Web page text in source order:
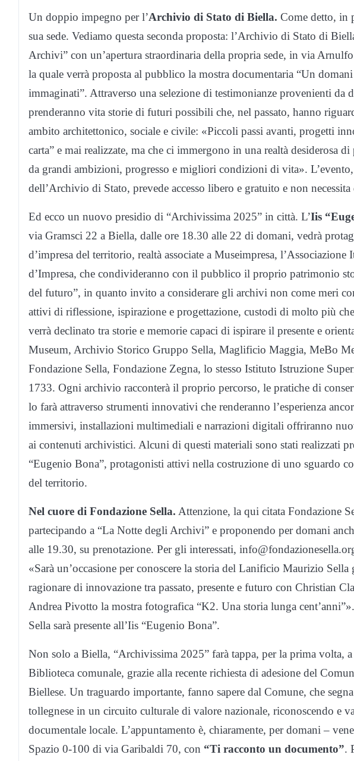
Un doppio impegno per l’Archivio di Stato di Biella. Come detto, in
sua sede. Vediamo questa seconda proposta: l’Archivio di Stato di
Archivi” con un’apertura straordinaria della propria sede, in via
la quale verrà proposta al pubblico la mostra documentaria “Un
immaginati”. Attraverso una selezione di testimonianze provenienti da
prenderanno vita storie di futuri possibili che, nel passato, hanno
ambito architettonico, sociale e civile: «Piccoli passi avanti, progetti
carta” e mai realizzate, ma che ci immergono in una realtà desiderosa
da grandi ambizioni, progresso e migliori condizioni di vita».
dell’Archivio di Stato, prevede accesso libero e gratuito e non
Ed ecco un nuovo presidio di “Archivissima 2025” in città. L’Iis
via Gramsci 22 a Biella, dalle ore 18.30 alle 22 di domani, vedrà
d’impresa del territorio, realtà associate a Museimpresa,
d’Impresa, che condivideranno con il pubblico il proprio patrimonio
del futuro”, in quanto invito a considerare gli archivi non come meri
attivi di riflessione, ispirazione e progettazione, custodi di molto più
verrà declinato tra storie e memorie capaci di ispirare il presente e
Museum, Archivio Storico Gruppo Sella, Maglificio Maggia, MeBo
Fondazione Sella, Fondazione Zegna, lo stesso Istituto Istruzione
1733. Ogni archivio racconterà il proprio percorso, le pratiche di
lo farà attraverso strumenti innovativi che renderanno l’esperienza
immersivi, installazioni multimediali e narrazioni digitali offriranno
ai contenuti archivistici. Alcuni di questi materiali sono stati realizzati
“Eugenio Bona”, protagonisti attivi nella costruzione di uno sguardo
del territorio.
Nel cuore di Fondazione Sella. Attenzione, la qui citata Fondazione
partecipando a “La Notte degli Archivi” e proponendo per domani
alle 19.30, su prenotazione. Per gli interessati,
«Sarà un’occasione per conoscere la storia del Lanificio Maurizio
ragionare di innovazione tra passato, presente e futuro con Christian
Andrea Pivotto la mostra fotografica “K2. Una storia lunga
Sella sarà presente all’Iis “Eugenio Bona”.
Non solo a Biella, “Archivissima 2025” farà tappa, per la prima volta,
Biblioteca comunale, grazie alla recente richiesta di adesione del
Biellese. Un traguardo importante, fanno sapere dal Comune, che
tollegnese in un circuito culturale di valore nazionale, riconoscendo e
documentale locale. L’appuntamento è, chiaramente, per domani –
Spazio 0-100 di via Garibaldi 70, con “Ti racconto un documento”.